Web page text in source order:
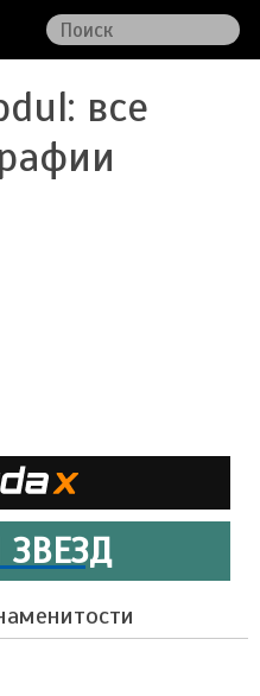
: все